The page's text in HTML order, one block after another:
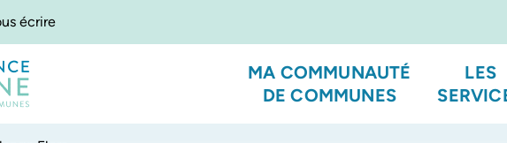
écrire
Garonne
MA COMMUNAUTÉ
DE COMMUNES
LES